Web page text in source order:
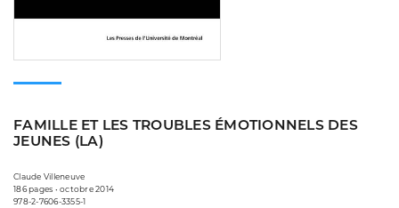
FAMILLE ET LES TROUBLES ÉMOTIONNELS DES
JEUNES (LA)
Claude Villeneuve
186 pages • octobre 2014
978-2-7606-3355-1